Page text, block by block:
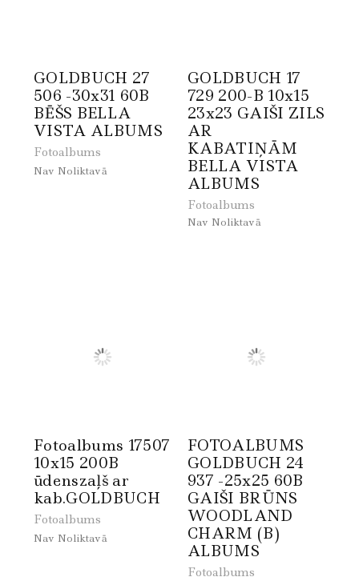
GOLDBUCH 27
506 -30x31 60B
BĒŠS BELLA
VISTA ALBUMS
Fotoalbums
Nav Noliktavā
GOLDBUCH 17
729 200-B 10x15
23x23 GAIŠI ZILS
AR
KABATIŅĀM
BELLA VISTA
ALBUMS
Fotoalbums
Nav Noliktavā
Fotoalbums 17507
10x15 200B
ūdenszaļš ar
kab.GOLDBUCH
Fotoalbums
Nav Noliktavā
FOTOALBUMS
GOLDBUCH 24
937 -25x25 60B
GAIŠI BRŪNS
WOODLAND
CHARM (B)
ALBUMS
Fotoalbums